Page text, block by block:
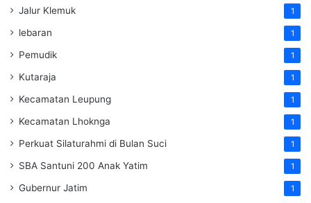
Jalur Klemuk 1
lebaran 1
Pemudik 1
Kutaraja 1
Kecamatan Leupung 1
Kecamatan Lhoknga 1
Perkuat Silaturahmi di Bulan Suci 1
SBA Santuni 200 Anak Yatim 1
Gubernur Jatim 1